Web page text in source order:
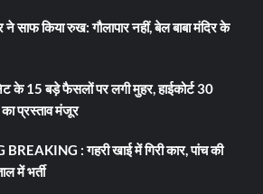
ने साफ किया रुख: गौलापार नहीं, बेल बाबा मंदिर के
के 15 बड़े फैसलों पर लगी मुहर, हाईकोर्ट 30
प्रस्ताव मंजूर
: गहरी खाई में गिरी कार, पांच की
में भर्ती